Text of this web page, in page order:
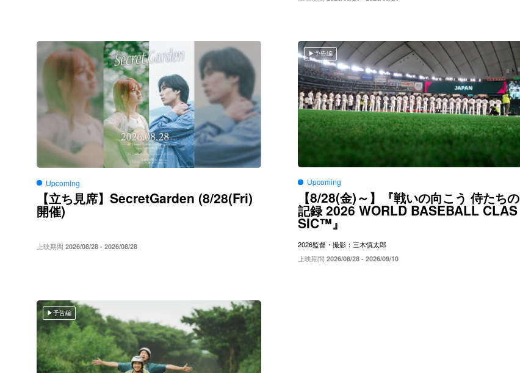
Upcoming
【立ち見席】 SecretGarden (8/28(Fri)
開催)
上映期間 2026/08/28 - 2026/08/28
予告編
Upcoming
【8/28(金)～】『戦いの向こう 侍たちの
記録2026 WORLD BASEBALL CLAS
SIC™』
2026監督・撮影：三木慎太郎
上映期間 2026/08/28 - 2026/09/10
予告編